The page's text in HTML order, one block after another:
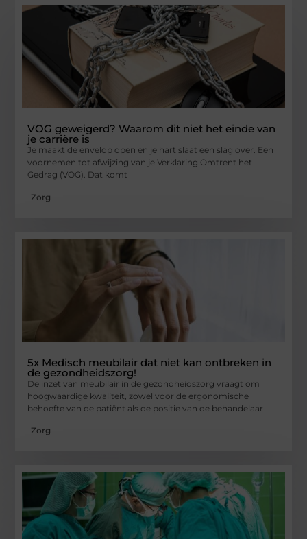
VOG geweigerd? Waarom dit niet het einde van
je carrière is
Je maakt de envelop open en je hart slaat een slag over. Een
voornemen tot afwijzing van je Verklaring Omtrent het
Gedrag (VOG). Dat komt
Zorg
5x Medisch meubilair dat niet kan ontbreken in
de gezondheidszorg!
De inzet van meubilair in de gezondheidszorg vraagt om
hoogwaardige kwaliteit, zowel voor de ergonomische
behoefte van de patiënt als de positie van de behandelaar
Zorg